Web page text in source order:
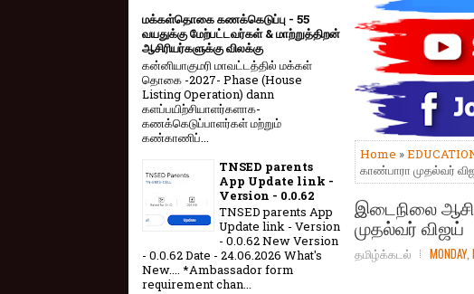
Home »
காண்பாரா முதல்வர்
இடைநிலை
முதல்வர் விஜய்
தமிழ்க்கடல்
மக்கள்தொகை கணக்கெடுப்பு - 55
வயதுக்கு மேற்பட்டவர்கள் & மாற்றுத்திறன்
ஆசிரியர்களுக்கு விலக்கு
கன்னியாகுமரி மாவட்டத்தில் மக்கள்
தொகை -2027- Phase (House
Listing Operation) dann
களப்பயிற்சியாளர்களாக-
கணக்கெடுப்பாளர்கள் மற்றும்
கண்காணிப்...
TNSED parents
App Update link -
Version - 0.0.62
TNSED parents App
Update link - Version
- 0.0.62 New Version
- 0.0.62 Date - 24.06.2026 What's
New.... *Ambassador form
requirement chan...